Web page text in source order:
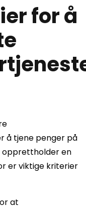
for å
å tjene penger på
opprettholder en
er viktige kriterier
at